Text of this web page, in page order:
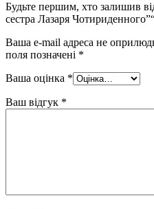
Будьте першим, хто залишив
сестра Лазаря
Ваша e-mail адреса не
поля позначені *
Ваша оцінка *
Ваш відгук *